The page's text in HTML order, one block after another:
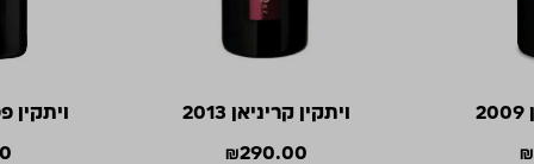
₪
ויתקין קריניאן 2013
₪290.00
ויתקין